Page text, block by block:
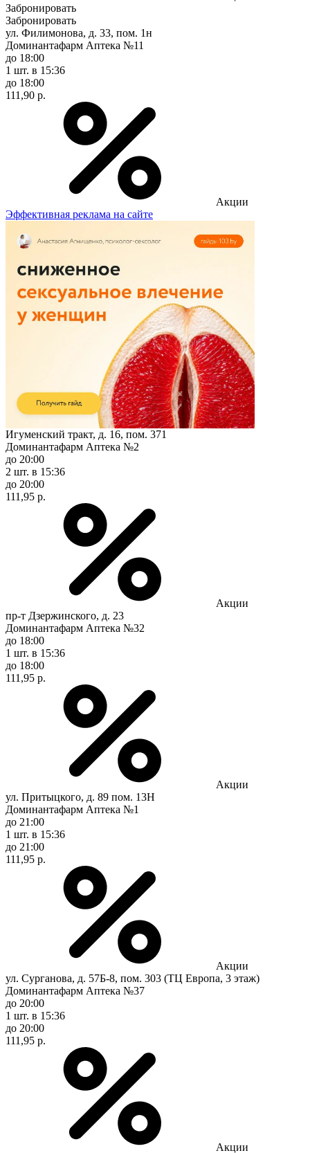
Забронировать
Забронировать
ул. Филимонова, д. 33, пом. 1н
Доминантафарм Аптека №11
до 18:00
1 шт. в 15:36
до 18:00
111,90 р.
Акции
Эффективная реклама на сайте
Игуменский тракт, д. 16, пом. 371
Доминантафарм Аптека №2
до 20:00
2 шт. в 15:36
до 20:00
111,95 р.
Акции
пр-т Дзержинского, д. 23
Доминантафарм Аптека №32
до 18:00
1 шт. в 15:36
до 18:00
111,95 р.
Акции
ул. Притыцкого, д. 89 пом. 13Н
Доминантафарм Аптека №1
до 21:00
1 шт. в 15:36
до 21:00
111,95 р.
Акции
ул. Сурганова, д. 57Б-8, пом. 303 (ТЦ Европа, 3 этаж)
Доминантафарм Аптека №37
до 20:00
1 шт. в 15:36
до 20:00
111,95 р.
Акции